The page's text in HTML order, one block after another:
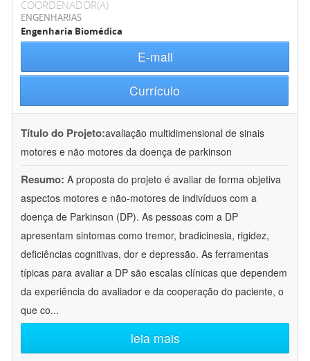
COORDENADOR(A)
ENGENHARIAS
Engenharia Biomédica
E-mail
Currículo
Título do Projeto:avaliação multidimensional de sinais
motores e não motores da doença de parkinson
Resumo: A proposta do projeto é avaliar de forma objetiva
aspectos motores e não-motores de indivíduos com a
doença de Parkinson (DP). As pessoas com a DP
apresentam sintomas como tremor, bradicinesia, rigidez,
deficiências cognitivas, dor e depressão. As ferramentas
típicas para avaliar a DP são escalas clínicas que dependem
da experiência do avaliador e da cooperação do paciente, o
que co...
leia mais